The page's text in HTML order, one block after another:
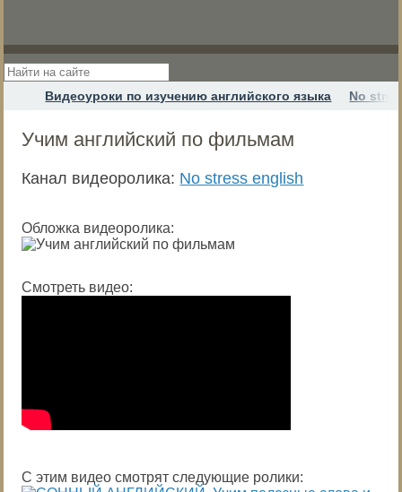
Видеоуроки по изучению английского языка No
Учим английский по фильмам
Канал видеоролика: No stress english
Обложка видеоролика:
Смотреть видео:
С этим видео смотрят следующие ролики: